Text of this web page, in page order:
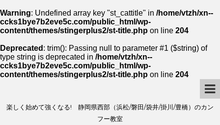
Warning: Undefined array key "st_cattitle" in /home/vtzh/xn--
ccks1bye7b2eve5c.com/public_html/wp-
content/themes/stingerplus2/st-title.php on line 204
Deprecated : trim(): Passing null to parameter #1 ($string) of
type string is deprecated in /home/vtzh/xn--
ccks1bye7b2eve5c.com/public_html/wp-
content/themes/stingerplus2/st-title.php on line 204
楽しく始めて強くなる! 静岡県西部（浜松/磐田/袋井/掛川/豊橋）のカン
フー教室